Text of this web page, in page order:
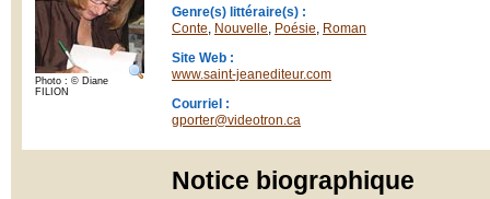
Photo : © Diane
FILION
Genre(s) littéraire(s) :
Conte, Nouvelle, Poésie, Roman
Site Web :
www.saint-jeanediteur.com
Courriel :
gporter@videotron.ca
Notice biographique